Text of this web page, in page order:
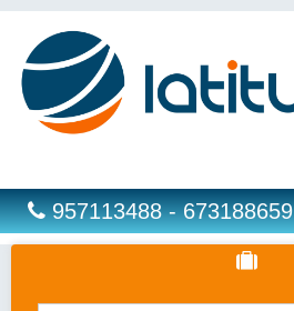
957113488 - 673188659
Hoteles